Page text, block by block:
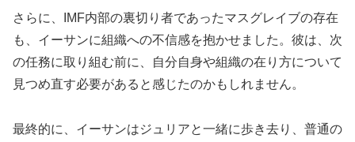
さらに、IMF内部の裏切り者であったマスグレイブの存在
も、イーサンに組織への不信感を抱かせました。彼は、次
の任務に取り組む前に、自分自身や組織の在り方について
見つめ直す必要があると感じたのかもしれません。
最終的に、イーサンはジュリアと一緒に歩き去り、普通の